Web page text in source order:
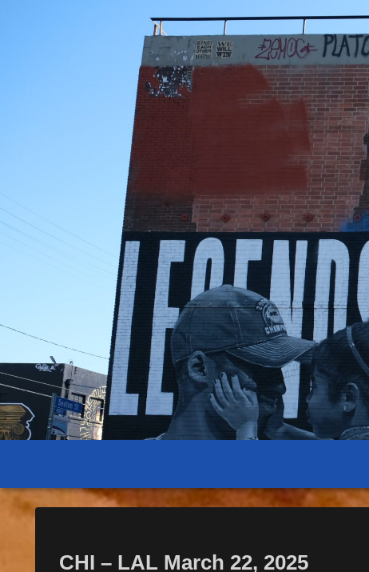
CHI – LAL March 22, 2025